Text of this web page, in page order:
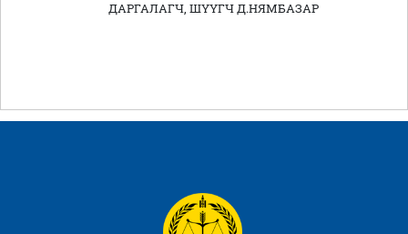
ДАРГАЛАГЧ, ШҮҮГЧ Д.НЯМБАЗАР